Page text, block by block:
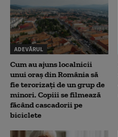
ADEVĂRUL
Cum au ajuns localnicii
unui oraș din România să
fie terorizați de un grup de
minori. Copiii se filmează
făcând cascadorii pe
biciclete